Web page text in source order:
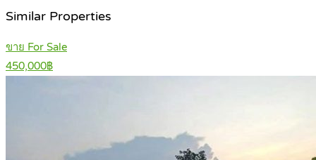
Similar Properties
ขาย For Sale
450,000฿